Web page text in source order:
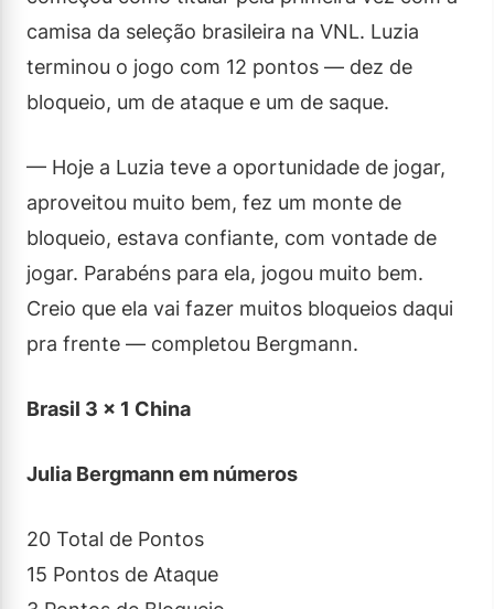
camisa da seleção brasileira na VNL. Luzia
terminou o jogo com 12 pontos — dez de
bloqueio, um de ataque e um de saque.
— Hoje a Luzia teve a oportunidade de jogar,
aproveitou muito bem, fez um monte de
bloqueio, estava confiante, com vontade de
jogar. Parabéns para ela, jogou muito bem.
Creio que ela vai fazer muitos bloqueios daqui
pra frente — completou Bergmann.
Brasil 3 x 1 China
Julia Bergmann em números
20 Total de Pontos
15 Pontos de Ataque